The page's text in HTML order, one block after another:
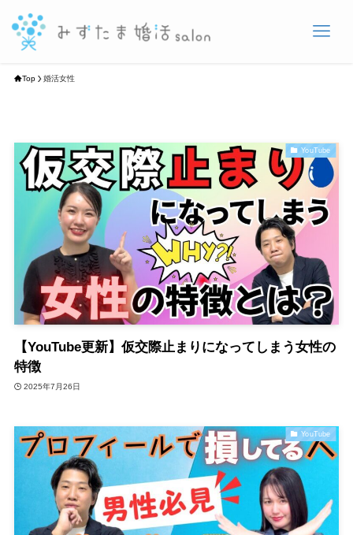
Top 婚活女性
YouTube
【YouTube更新】仮交際止まりになってしまう女性の
特徴
2025年7月26日
YouTube